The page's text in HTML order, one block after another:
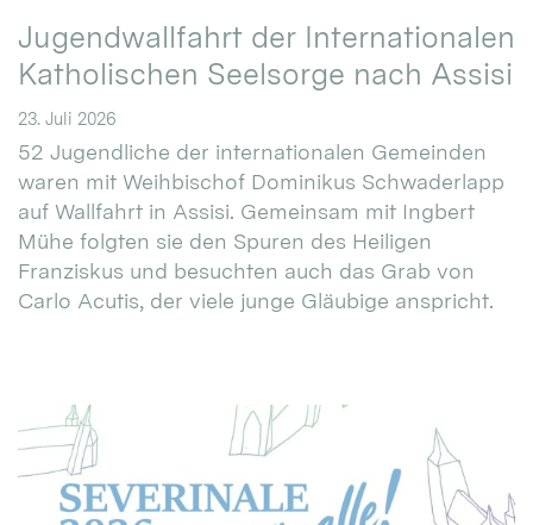
Jugendwallfahrt der Internationalen
Katholischen Seelsorge nach Assisi
23. Juli 2026
52 Jugendliche der internationalen Gemeinden
waren mit Weihbischof Dominikus Schwaderlapp
auf Wallfahrt in Assisi. Gemeinsam mit Ingbert
Mühe folgten sie den Spuren des Heiligen
Franziskus und besuchten auch das Grab von
Carlo Acutis, der viele junge Gläubige anspricht.